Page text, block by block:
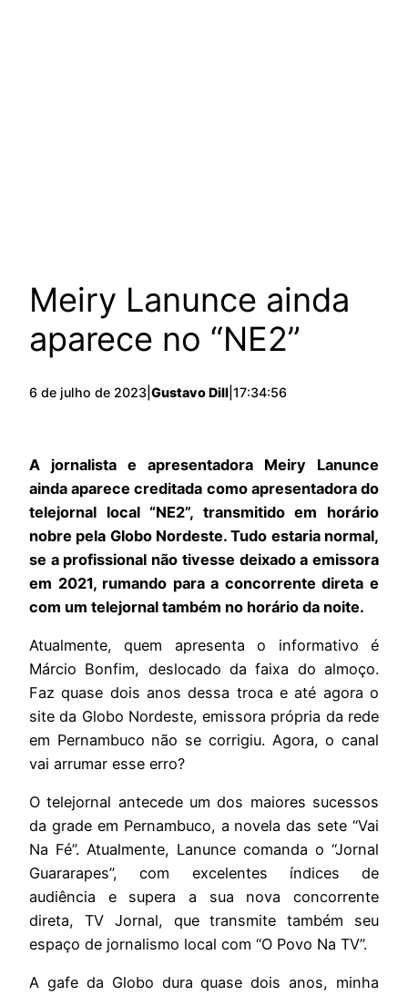
Meiry Lanunce ainda
aparece no “NE2”
6 de julho de 2023 Gustavo Dill 17:34:56
A jornalista e apresentadora Meiry Lanunce
ainda aparece creditada como apresentadora do
telejornal local “NE2”, transmitido em horário
nobre pela Globo Nordeste. Tudo estaria normal,
se a profissional não tivesse deixado a emissora
em 2021, rumando para a concorrente direta e
com um telejornal também no horário da noite.
Atualmente, quem apresenta o informativo é
Márcio Bonfim, deslocado da faixa do almoço.
Faz quase dois anos dessa troca e até agora o
site da Globo Nordeste, emissora própria da rede
em Pernambuco não se corrigiu. Agora, o canal
vai arrumar esse erro?
O telejornal antecede um dos maiores sucessos
da grade em Pernambuco, a novela das sete “Vai
Na Fé”. Atualmente, Lanunce comanda o “Jornal
Guararapes”, com excelentes índices de
audiência e supera a sua nova concorrente
direta, TV Jornal, que transmite também seu
espaço de jornalismo local com “O Povo Na TV”.
A gafe da Globo dura quase dois anos, minha